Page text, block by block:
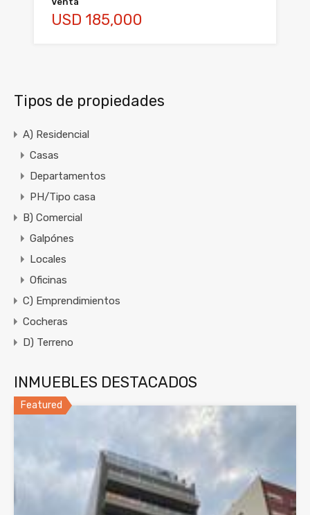
USD 185,000
Tipos de propiedades
A) Residencial
Casas
Departamentos
PH/Tipo casa
B) Comercial
Galpónes
Locales
Oficinas
C) Emprendimientos
Cocheras
D) Terreno
INMUEBLES DESTACADOS
Featured